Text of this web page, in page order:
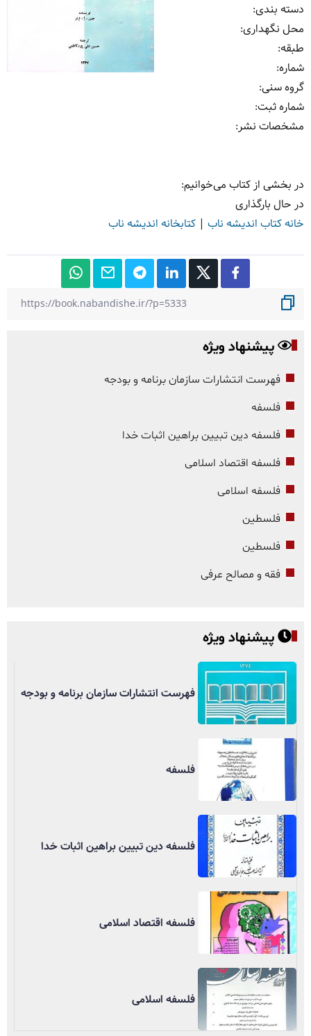
دسته بندی:
محل نگهداری:
طبقه:
شماره:
گروه سنی:
شماره ثبت:
مشخصات نشر: ‏‫
در بخشی از کتاب می‌خوانیم:
در حال بارگذاری
خانه کتاب اندیشه ناب | کتابخانه اندیشه ناب
پیشنهاد ویژه
فهرست انتشارات سازمان برنامه و بودجه
فلسفه
فلسفه دین تبیین براهین اثبات خدا
فلسفه اقتصاد اسلامی
فلسفه اسلامی
فلسطین
فلسطین
فقه و مصالح عرفی
پیشنهاد ویژه
فهرست انتشارات سازمان برنامه و بودجه
فلسفه
فلسفه دین تبیین براهین اثبات خدا
فلسفه اقتصاد اسلامی
فلسفه اسلامی